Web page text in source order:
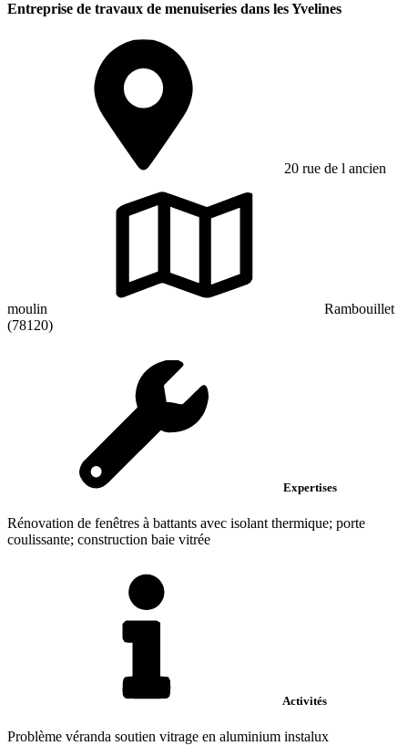
Entreprise de travaux de menuiseries dans les Yvelines
20 rue de l ancien
moulin
Rambouillet
(78120)
Expertises
Rénovation de fenêtres à battants avec isolant thermique; porte
coulissante; construction baie vitrée
Activités
Problème véranda soutien vitrage en aluminium instalux